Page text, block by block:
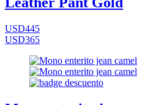
USD445
USD365